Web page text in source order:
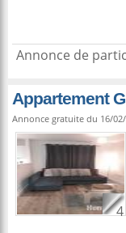
Annonce de
Appartement
Annonce gratuite du 16/02/
4